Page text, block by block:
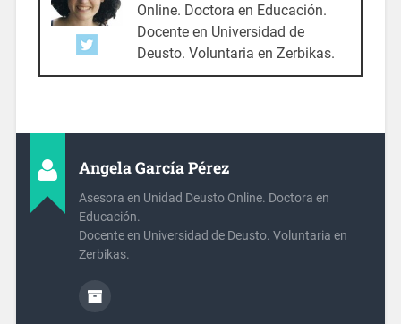
Online. Doctora en Educación.
Docente en Universidad de
Deusto. Voluntaria en Zerbikas.
Angela García Pérez
Asesora en Unidad Deusto Online. Doctora en
Educación.
Docente en Universidad de Deusto. Voluntaria en
Zerbikas.